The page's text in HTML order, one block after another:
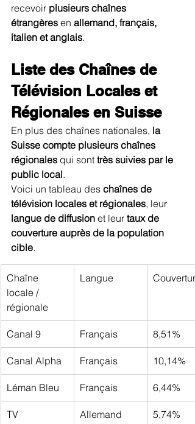
recevoir plusieurs chaînes
étrangères en allemand, français,
italien et anglais.
Liste des Chaînes de
Télévision Locales et
Régionales en Suisse
En plus des chaînes nationales, la
Suisse compte plusieurs chaînes
régionales qui sont très suivies par le
public local.
Voici un tableau des chaînes de
télévision locales et régionales, leur
langue de diffusion et leur taux de
couverture auprès de la population
cible.
Chaîne
locale /
régionale
Langue Couverture
Canal 9 Français 8,51%
Canal Alpha Français 10,14%
Léman Bleu Français 6,44%
TV
Allemand 5,74%